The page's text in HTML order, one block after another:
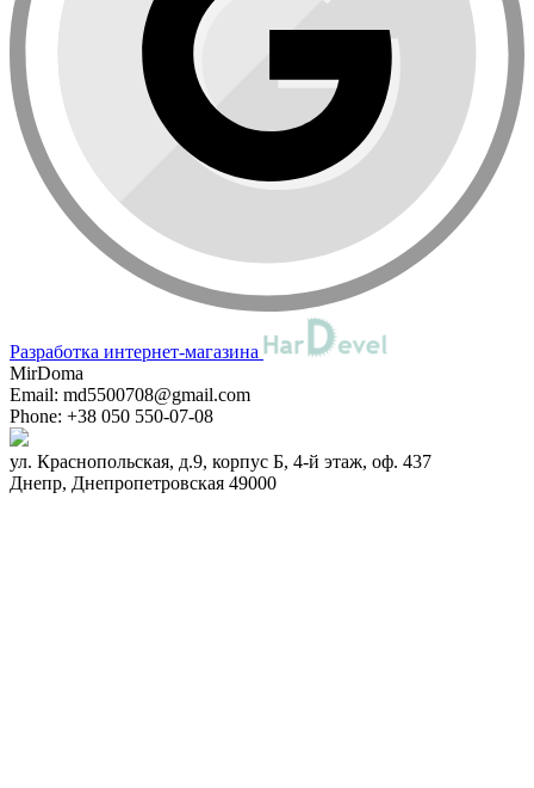
Разработка интернет-магазина
MirDoma
Email: md5500708@gmail.com
Phone: +38 050 550-07-08
ул. Краснопольская, д.9, корпус Б, 4-й этаж, оф. 437
Днепр, Днепропетровская 49000